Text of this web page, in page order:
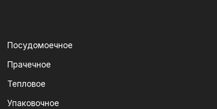
Посудомоечное
Прачечное
Тепловое
Упаковочное